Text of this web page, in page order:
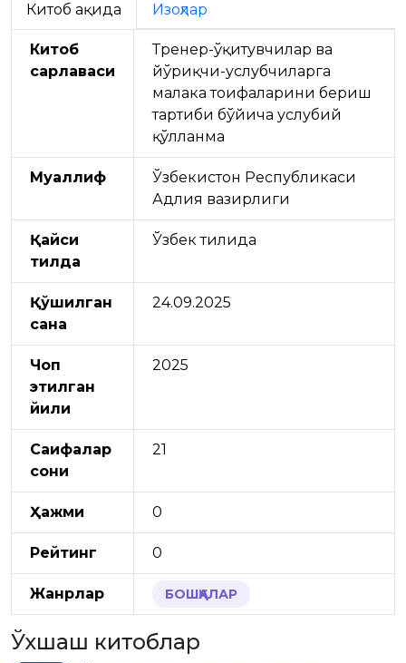
Китоб ҳақида Изоҳлар
Китоб
сарлавҳаси
Тренер-ўқитувчилар ва
йўриқчи-услубчиларга
малака тоифаларини бериш
тартиби бўйича услубий
қўлланма
Муаллиф
Ўзбекистон Республикаси
Адлия вазирлиги
Қайси
тилда
Ўзбек тилида
Қўшилган
сана
24.09.2025
Чоп
этилган
йили
2025
Саҳифалар
сони
21
Ҳажми 0
Рейтинг 0
Жанрлар БОШҚАЛАР
Ўхшаш китоблар